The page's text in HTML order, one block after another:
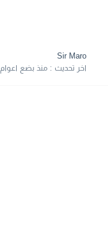
Sir Maro
اخر تحديث :منذ بضع اعوام